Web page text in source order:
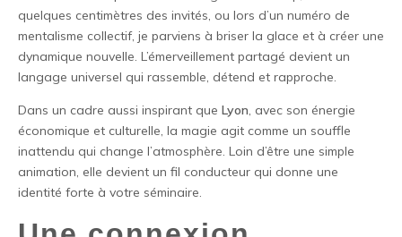
quelques centimètres des invités, ou lors d’un numéro de
mentalisme collectif, je parviens à briser la glace et à créer une
dynamique nouvelle. L’émerveillement partagé devient un
langage universel qui rassemble, détend et rapproche.
Dans un cadre aussi inspirant que Lyon, avec son énergie
économique et culturelle, la magie agit comme un souffle
inattendu qui change l’atmosphère. Loin d’être une simple
animation, elle devient un fil conducteur qui donne une
identité forte à votre séminaire.